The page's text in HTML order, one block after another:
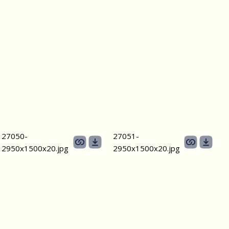
27050-
2950х1500х20.jpg
27051-
2950х1500х20.jpg